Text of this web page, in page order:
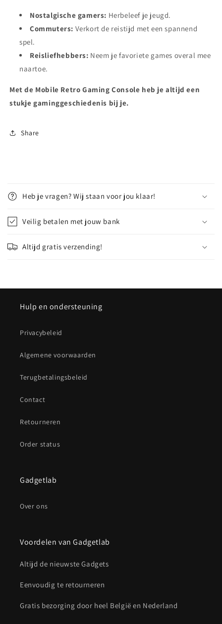
Nostalgische gamers: Herbeleef je jeugd.
Commuters: Verkort de reistijd met een spannend
spel.
Reisliefhebbers: Neem je favoriete games overal mee
naartoe.
Met de Mobile Retro Gaming Console heb je altijd een
stukje gaminggeschiedenis bij je.
Share
n
k
l
a
p
b
e
Heb je vragen? Wij staan voor jou klaar!
Veilig betalen met jouw bank
Altijd gratis verzending!
Hulp en ondersteuning
Privacybeleid
Algemene voorwaarden
Terugbetalingsbeleid
Contact
Retourneren
Order status
Gadgetlab
Over ons
Voordelen van Gadgetlab
Altijd de nieuwste Gadgets
Eenvoudig te retourneren
Gratis bezorging door heel België en Nederland